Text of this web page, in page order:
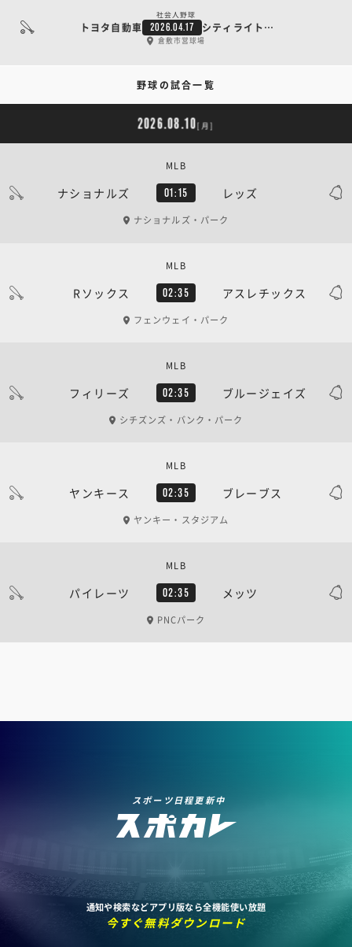
社会人野球
トヨタ自動車 2026.04.17 シティライト岡山
倉敷市営球場
野球の試合一覧
2026.08.10[月]
ナショナルズ 01:15 レッズ
MLB
ナショナルズ・パーク
Rソックス 02:35 アスレチックス
MLB
フェンウェイ・パーク
フィリーズ 02:35 ブルージェイズ
MLB
シチズンズ・バンク・パーク
ヤンキース 02:35 ブレーブス
MLB
ヤンキー・スタジアム
パイレーツ 02:35 メッツ
MLB
PNCパーク
スポーツ日程更新中
通知や検索などアプリ版なら全機能使い放題
今すぐ無料ダウンロード